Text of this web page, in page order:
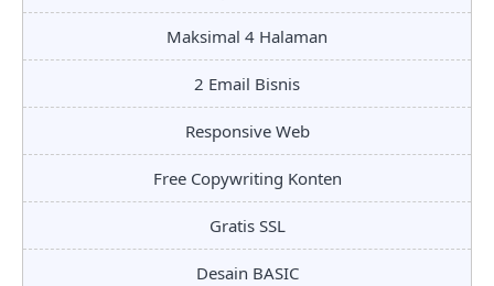
Maksimal 4 Halaman
2 Email Bisnis
Responsive Web
Free Copywriting Konten
Gratis SSL
Desain BASIC